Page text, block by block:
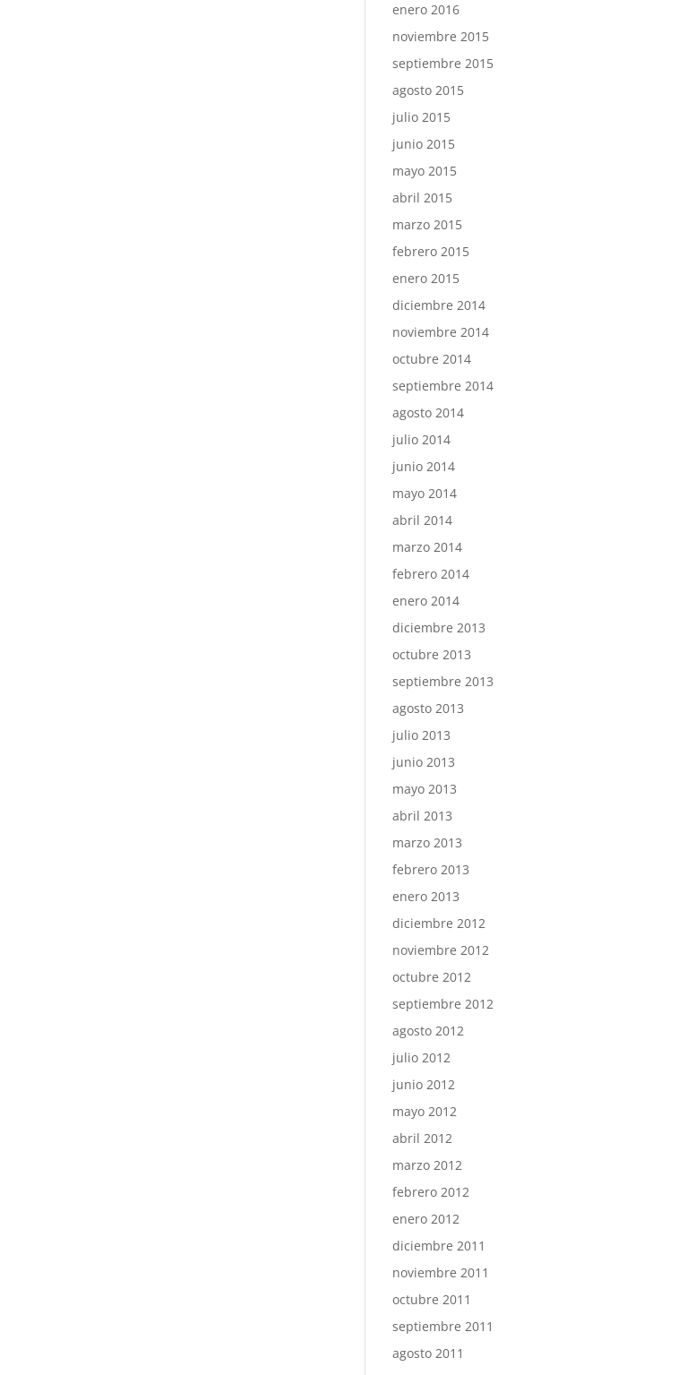
enero 2016
noviembre 2015
septiembre 2015
agosto 2015
julio 2015
junio 2015
mayo 2015
abril 2015
marzo 2015
febrero 2015
enero 2015
diciembre 2014
noviembre 2014
octubre 2014
septiembre 2014
agosto 2014
julio 2014
junio 2014
mayo 2014
abril 2014
marzo 2014
febrero 2014
enero 2014
diciembre 2013
octubre 2013
septiembre 2013
agosto 2013
julio 2013
junio 2013
mayo 2013
abril 2013
marzo 2013
febrero 2013
enero 2013
diciembre 2012
noviembre 2012
octubre 2012
septiembre 2012
agosto 2012
julio 2012
junio 2012
mayo 2012
abril 2012
marzo 2012
febrero 2012
enero 2012
diciembre 2011
noviembre 2011
octubre 2011
septiembre 2011
agosto 2011